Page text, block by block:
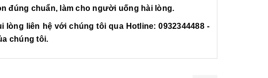
đúng chuẩn, làm cho người uống hài lòng.
lòng liên hệ với chúng tôi qua Hotline:0932344488 -
chúng tôi.